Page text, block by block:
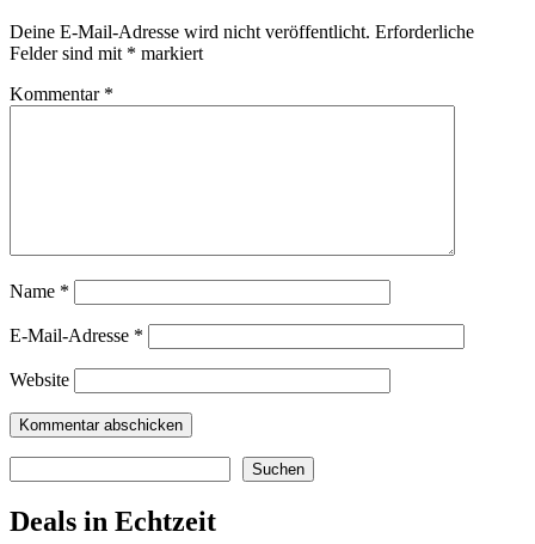
Deine E-Mail-Adresse wird nicht veröffentlicht. Erforderliche
Felder sind mit * markiert
Kommentar *
Name *
E-Mail-Adresse *
Website
Suchen
Deals in Echtzeit